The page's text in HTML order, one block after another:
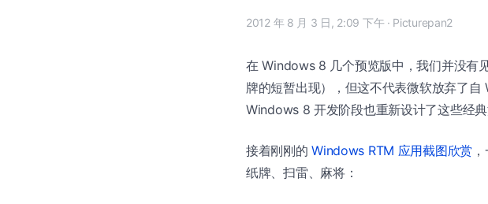
2012 年 8 月 3 日, 2:09 下午 · Picturepan2
在 Windows 8 几个预览版中，我们并没有
牌的短暂出现），但这不代表微软放弃了
Windows 8 开发阶段也重新设计了这些经典
接着刚刚的Windows RTM 应用截图欣赏
纸牌、扫雷、麻将：